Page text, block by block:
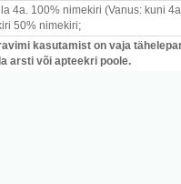
4a. 100% nimekiri (Vanus: kuni
50% nimekiri;
kasutamist on vaja
arsti või apteekri poole.